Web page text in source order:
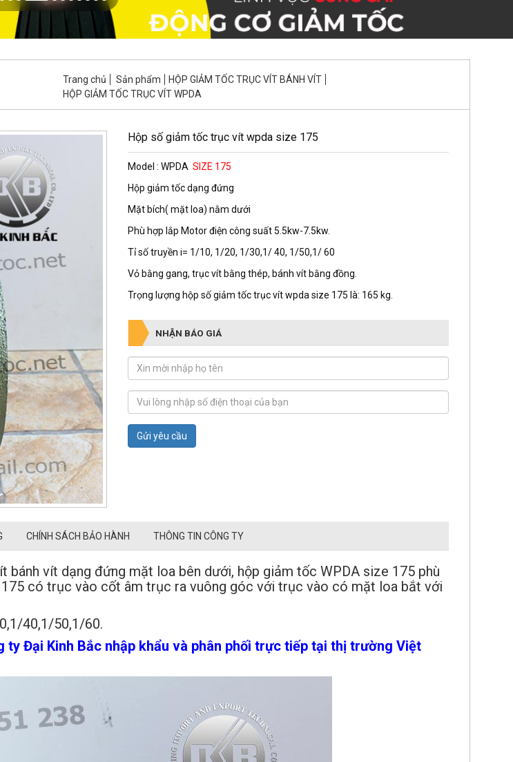
Trang chủ Sản phẩm
HỘP GIẢM TỐC TRỤC VÍT BÁNH VÍT
HỘP GIẢM TỐC TRỤC VÍT WPDA
Hộp số giảm tốc trục vít wpda size 175
Model : WPDA SIZE 175
Hộp giảm tốc dạng đứng
Mặt bích( mặt loa) nằm dưới
Phù hợp lắp Motor điện công suất 5.5kw-7.5kw.
Tỉ số truyền i= 1/10, 1/20, 1/30,1/ 40, 1/50,1/ 60
Vỏ bằng gang, trục vít bằng thép, bánh vít bằng đồng.
Trọng lượng hộp số giảm tốc trục vít wpda size 175 là: 165 kg.
NHẬN BÁO GIÁ
Gửi yêu cầu
CHÍNH SÁCH BẢO HÀNH THÔNG TIN CÔNG TY
bánh vít dạng đứng mặt loa bên dưới, hộp giảm tốc WPDA size 175 phù
có trục vào cốt âm trục ra vuông góc với trục vào có mặt loa bắt với
40,1/50,1/60.
Đại Kinh Bắc nhập khẩu và phân phối trực tiếp tại thị trường Việt